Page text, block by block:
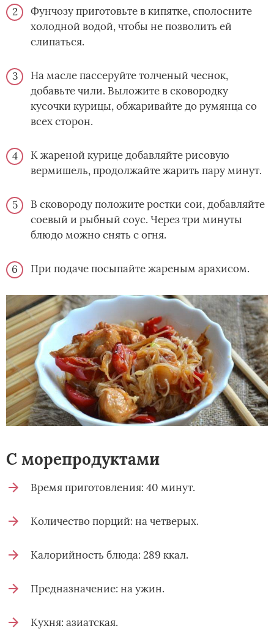
Фунчозу приготовьте в кипятке, сполосните
холодной водой, чтобы не позволить ей
слипаться.
На масле пассеруйте толченый чеснок,
добавьте чили. Выложите в сковородку
кусочки курицы, обжаривайте до румянца со
всех сторон.
К жареной курице добавляйте рисовую
вермишель, продолжайте жарить пару минут.
В сковороду положите ростки сои, добавляйте
соевый и рыбный соус. Через три минуты
блюдо можно снять с огня.
При подаче посыпайте жареным арахисом.
С морепродуктами
Время приготовления: 40 минут.
Количество порций: на четверых.
Калорийность блюда: 289 ккал.
Предназначение: на ужин.
Кухня: азиатская.